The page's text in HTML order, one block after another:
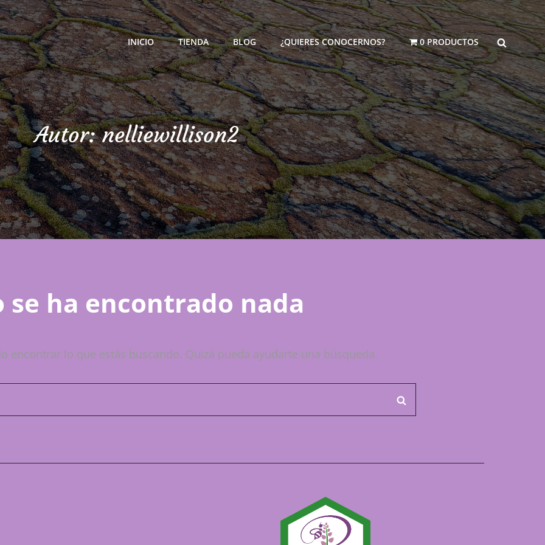
Calidad
INICIO TIENDA BLOG ¿QUIERES CONOCERNOS? 0 PRODUCTOS BUSCAR
Autor:nelliewillison2
se ha encontrado nada
encontrar lo que estás buscando. Quizá pueda ayudarte una búsqueda.